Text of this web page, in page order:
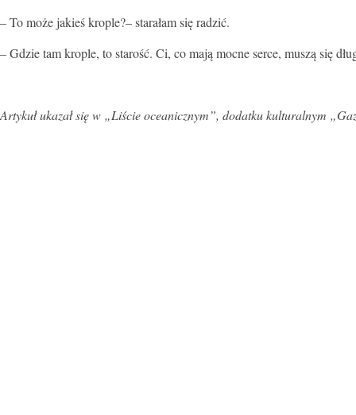
– To może jakieś krople?– starałam się radzić.
– Gdzie tam krople, to starość. Ci, co mają mocne serce, muszą się
Artykuł ukazał się w „Liście oceanicznym”, dodatku kulturalnym